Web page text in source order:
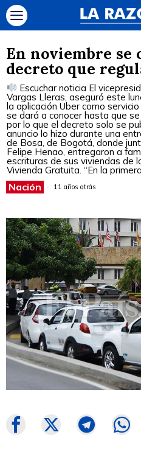
En noviembre se
decreto que
Escuchar noticia El
Vargas Lleras, aseguró este
la aplicación Uber como
se dará a conocer hasta que
por lo que el decreto solo se
anuncio lo hizo durante una
de Bosa, de Bogotá, donde
Felipe Henao, entregaron a
escrituras de sus viviendas de
Vivienda Gratuita. “En la
Nación 11 años atrás